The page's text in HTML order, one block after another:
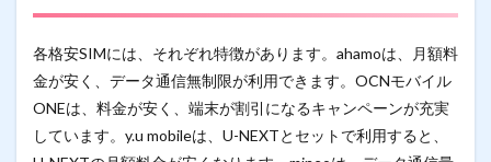
各格安SIMには、それぞれ特徴があります。ahamoは、月額料
金が安く、データ通信無制限が利用できます。OCNモバイル
ONEは、料金が安く、端末が割引になるキャンペーンが充実
しています。y.u mobileは、U-NEXTとセットで利用すると、